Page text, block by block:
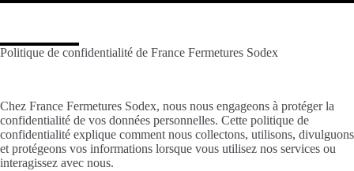
Politique de confidentialité de France Fermetures Sodex
Chez France Fermetures Sodex, nous nous engageons à protéger la
confidentialité de vos données personnelles. Cette politique de
confidentialité explique comment nous collectons, utilisons, divulguons
et protégeons vos informations lorsque vous utilisez nos services ou
interagissez avec nous.